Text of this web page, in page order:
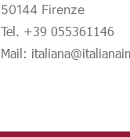
50144 Firenze
Tel. +39 055361146
Mail: